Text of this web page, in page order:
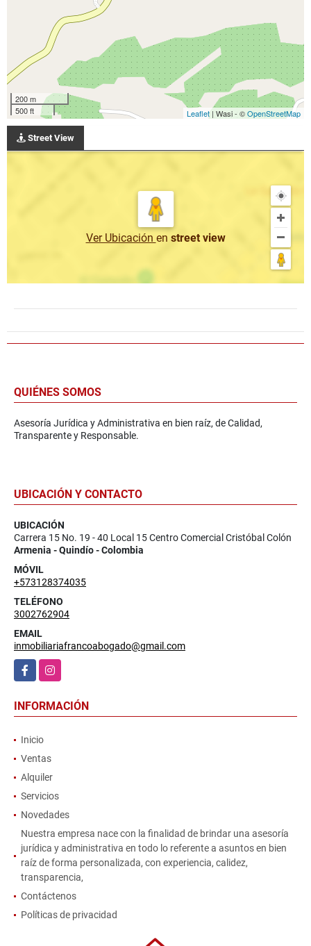
200 m
500 ft
Leaflet | Wasi - ©OpenStreetMap
Street View
Ver Ubicación en street view
QUIÉNES SOMOS
Asesoría Jurídica y Administrativa en bien raíz, de Calidad,
Transparente y Responsable.
UBICACIÓN Y CONTACTO
UBICACIÓN
Carrera 15 No. 19 - 40 Local 15 Centro Comercial Cristóbal Colón
Armenia - Quindío - Colombia
MÓVIL
+573128374035
TELÉFONO
3002762904
EMAIL
inmobiliariafrancoabogado@gmail.com
FacebookInstagram
INFORMACIÓN
Inicio
Ventas
Alquiler
Servicios
Novedades
Nuestra empresa nace con la finalidad de brindar una asesoría
jurídica y administrativa en todo lo referente a asuntos en bien
raíz de forma personalizada, con experiencia, calidez,
transparencia,
Contáctenos
Políticas de privacidad